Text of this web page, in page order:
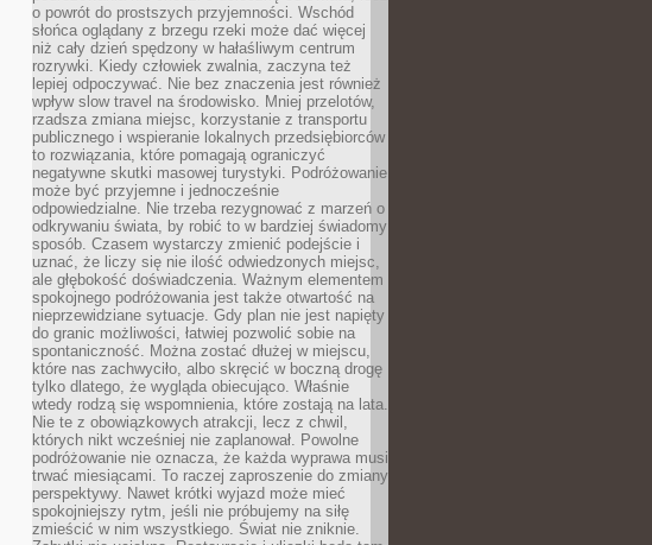
o powrót do prostszych przyjemności. Wschód
słońca oglądany z brzegu rzeki może dać więcej
niż cały dzień spędzony w hałaśliwym centrum
rozrywki. Kiedy człowiek zwalnia, zaczyna też
lepiej odpoczywać. Nie bez znaczenia jest również
wpływ slow travel na środowisko. Mniej przelotów,
rzadsza zmiana miejsc, korzystanie z transportu
publicznego i wspieranie lokalnych przedsiębiorców
to rozwiązania, które pomagają ograniczyć
negatywne skutki masowej turystyki. Podróżowanie
może być przyjemne i jednocześnie
odpowiedzialne. Nie trzeba rezygnować z marzeń o
odkrywaniu świata, by robić to w bardziej świadomy
sposób. Czasem wystarczy zmienić podejście i
uznać, że liczy się nie ilość odwiedzonych miejsc,
ale głębokość doświadczenia. Ważnym elementem
spokojnego podróżowania jest także otwartość na
nieprzewidziane sytuacje. Gdy plan nie jest napięty
do granic możliwości, łatwiej pozwolić sobie na
spontaniczność. Można zostać dłużej w miejscu,
które nas zachwyciło, albo skręcić w boczną drogę
tylko dlatego, że wygląda obiecująco. Właśnie
wtedy rodzą się wspomnienia, które zostają na lata.
Nie te z obowiązkowych atrakcji, lecz z chwil,
których nikt wcześniej nie zaplanował. Powolne
podróżowanie nie oznacza, że każda wyprawa musi
trwać miesiącami. To raczej zaproszenie do zmiany
perspektywy. Nawet krótki wyjazd może mieć
spokojniejszy rytm, jeśli nie próbujemy na siłę
zmieścić w nim wszystkiego. Świat nie zniknie.